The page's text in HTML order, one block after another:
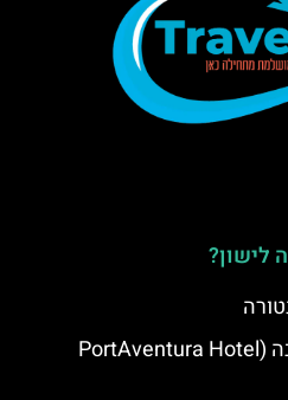
לישון?
מלון פורט-אוונטורה קריבה (PortAventura Hotel